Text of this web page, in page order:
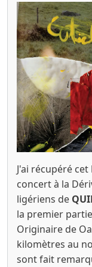
J'ai récupéré cet
concert à la
ligériens de
la premier
Originaire de
kilomètres au
sont fait